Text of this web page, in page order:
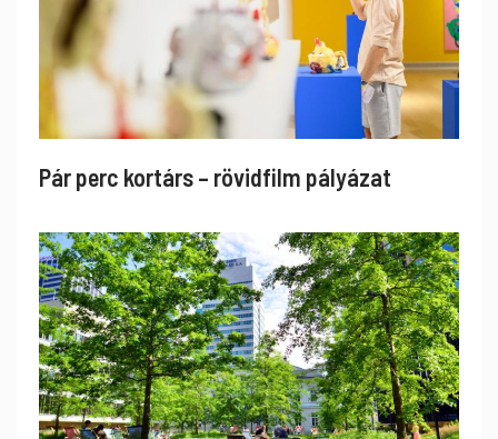
Pár perc kortárs – rövidfilm pályázat